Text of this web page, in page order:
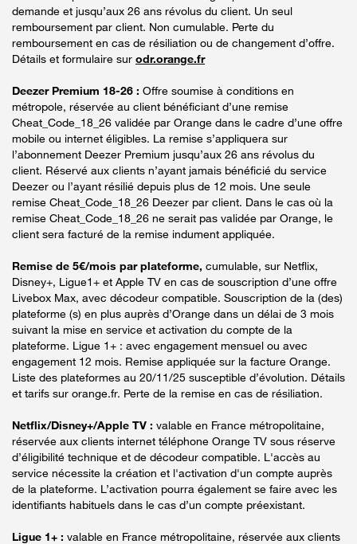
demande et jusqu’aux 26 ans révolus du client. Un seul
remboursement par client. Non cumulable. Perte du
remboursement en cas de résiliation ou de changement d’offre.
Détails et formulaire sur odr.orange.fr
Deezer Premium 18-26 : Offre soumise à conditions en
métropole, réservée au client bénéficiant d’une remise
Cheat_Code_18_26 validée par Orange dans le cadre d’une offre
mobile ou internet éligibles. La remise s’appliquera sur
l’abonnement Deezer Premium jusqu’aux 26 ans révolus du
client. Réservé aux clients n’ayant jamais bénéficié du service
Deezer ou l’ayant résilié depuis plus de 12 mois. Une seule
remise Cheat_Code_18_26 Deezer par client. Dans le cas où la
remise Cheat_Code_18_26 ne serait pas validée par Orange, le
client sera facturé de la remise indument appliquée.
Remise de 5€/mois par plateforme, cumulable, sur Netflix,
Disney+, Ligue1+ et Apple TV en cas de souscription d’une offre
Livebox Max, avec décodeur compatible. Souscription de la (des)
plateforme (s) en plus auprès d’Orange dans un délai de 3 mois
suivant la mise en service et activation du compte de la
plateforme. Ligue 1+ : avec engagement mensuel ou avec
engagement 12 mois. Remise appliquée sur la facture Orange.
Liste des plateformes au 20/11/25 susceptible d’évolution. Détails
et tarifs sur orange.fr. Perte de la remise en cas de résiliation.
Netflix/Disney+/Apple TV : valable en France métropolitaine,
réservée aux clients internet téléphone Orange TV sous réserve
d’éligibilité technique et de décodeur compatible. L'accès au
service nécessite la création et l'activation d'un compte auprès
de la plateforme. L’activation pourra également se faire avec les
identifiants habituels dans le cas d’un compte préexistant.
Ligue 1+ : valable en France métropolitaine, réservée aux clients